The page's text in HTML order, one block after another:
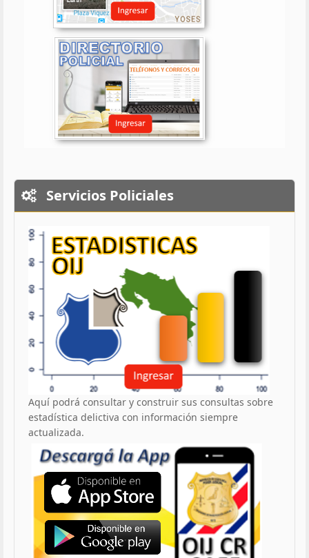
Servicios Policiales
Aquí podrá consultar y construir sus consultas sobre
estadística delictiva con información siempre
actualizada.